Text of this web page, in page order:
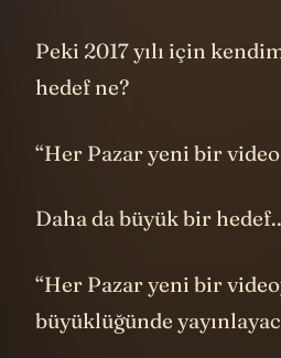
Peki 2017 yılı için
hedef ne?
“Her Pazar yeni bir video
Daha da büyük bir
“Her Pazar yeni bir
büyüklüğünde